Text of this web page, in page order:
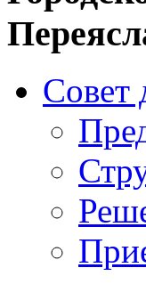
Совет